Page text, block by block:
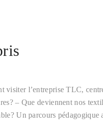
visiter l’entreprise TLC,
– Que deviennent nos
Un parcours